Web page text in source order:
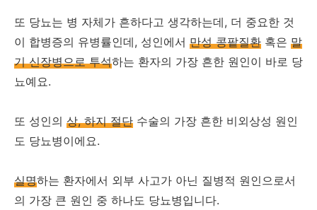
또 당뇨는 병 자체가 흔하다고 생각하는데, 더 중요한 것
이 합병증의 유병률인데, 성인에서 만성 콩팥질환 혹은 말
기 신장병으로 투석하는 환자의 가장 흔한 원인이 바로 당
뇨예요.
또 성인의 상, 하지 절단 수술의 가장 흔한 비외상성 원인
도 당뇨병이에요.
실명하는 환자에서 외부 사고가 아닌 질병적 원인으로서
의 가장 큰 원인 중 하나도 당뇨병입니다.